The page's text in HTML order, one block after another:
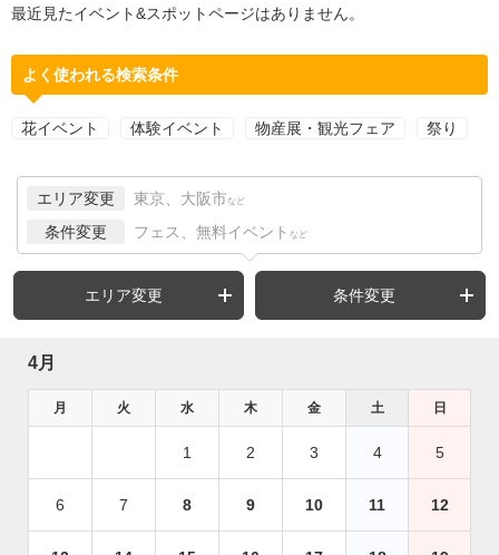
最近見たイベント&スポットページはありません。
よく使われる検索条件
花イベント 体験イベント 物産展・観光フェア 祭り
エリア変更 東京、大阪市 など
条件変更 フェス、無料イベント など
エリア変更 条件変更
4月
月 火 水 木 金 土 日
1 2 3 4 5
6 7 8 9 10 11 12